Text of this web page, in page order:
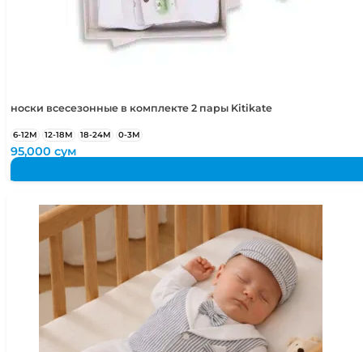
носки всесезонные в комплекте 2 пары Kitikate
6-12М 12-18М 18-24М 0-3М
95,000сум